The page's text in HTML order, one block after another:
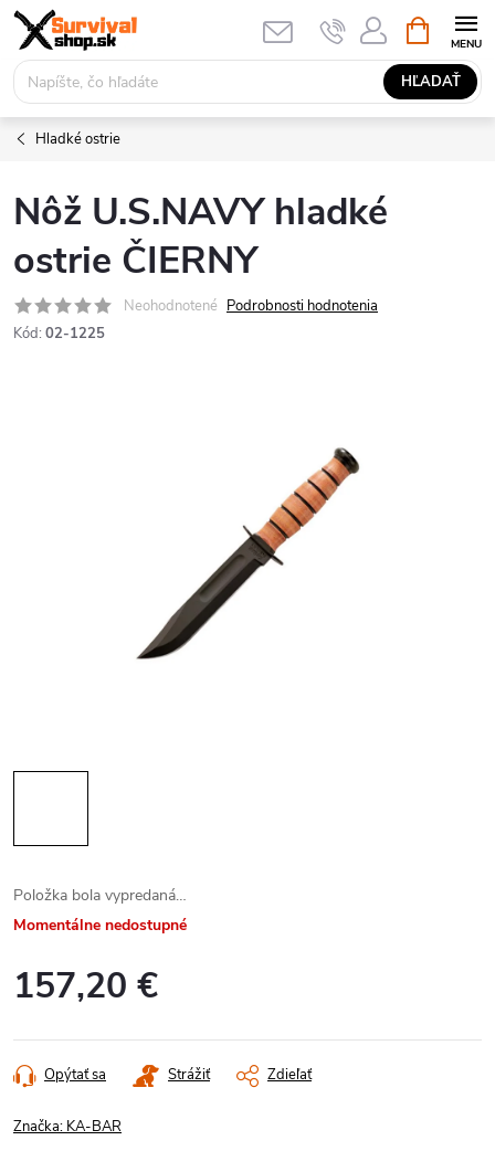
Prejsť
obsah
HĽADAŤ
KOŠÍK
Hladké ostrie
Nôž U.S.NAVY hladké
ostrie ČIERNY
Neohodnotené Podrobnosti hodnotenia
Kód: 02-1225
Položka bola vypredaná…
Momentálne nedostupné
157,20 €
cena:
Opýtať sa Strážiť Zdieľať
Značka: KA-BAR